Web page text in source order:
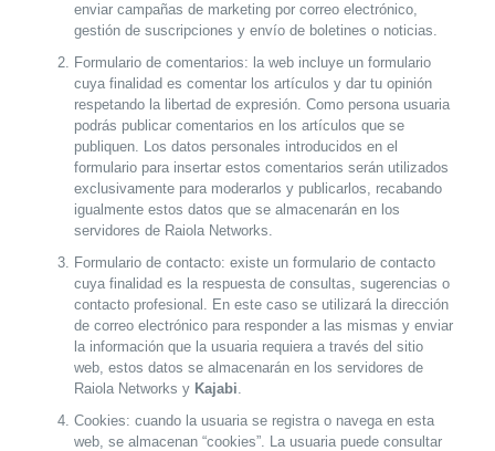
enviar campañas de marketing por correo electrónico,
gestión de suscripciones y envío de boletines o noticias.
Formulario de comentarios: la web incluye un formulario
cuya finalidad es comentar los artículos y dar tu opinión
respetando la libertad de expresión. Como persona usuaria
podrás publicar comentarios en los artículos que se
publiquen. Los datos personales introducidos en el
formulario para insertar estos comentarios serán utilizados
exclusivamente para moderarlos y publicarlos, recabando
igualmente estos datos que se almacenarán en los
servidores de Raiola Networks.
Formulario de contacto: existe un formulario de contacto
cuya finalidad es la respuesta de consultas, sugerencias o
contacto profesional. En este caso se utilizará la dirección
de correo electrónico para responder a las mismas y enviar
la información que la usuaria requiera a través del sitio
web, estos datos se almacenarán en los servidores de
Raiola Networks y Kajabi.
Cookies: cuando la usuaria se registra o navega en esta
web, se almacenan “cookies”. La usuaria puede consultar